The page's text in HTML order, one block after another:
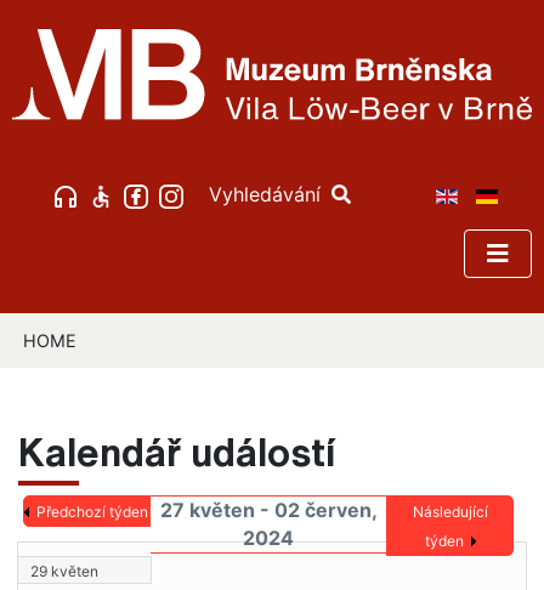
Vyhledávání
HOME
Kalendář událostí
Předchozí týden
27 květen - 02 červen,
2024
Následující
týden
29 květen